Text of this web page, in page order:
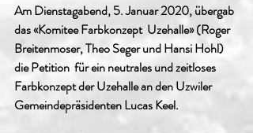
Am Dienstagabend, 5. Januar 2020, übergab
das «Komitee Farbkonzept  Uzehalle» (Roger
Breitenmoser, Theo Seger und Hansi Hohl)
die Petition  für ein neutrales und zeitloses
Farbkonzept der Uzehalle an den Uzwiler
Gemeindepräsidenten Lucas Keel.